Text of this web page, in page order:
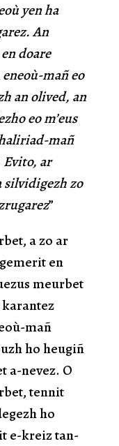
yen ha
An
doare
mañ eo
an olived, an
eo m’eus
mañ
ar
silvidigezh zo
”
a zo ar
en
meurbet
karantez
mañ
ho heugiñ
a-nevez. O
tennit
ho
e-kreiz tan-